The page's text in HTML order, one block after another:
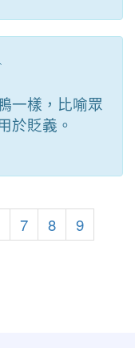
ˋ
一樣，比喻眾
於貶義。
7 8
9